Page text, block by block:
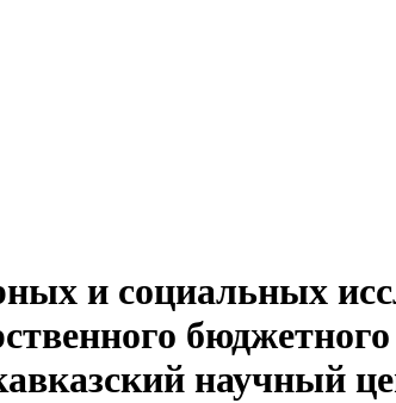
и социальных
научный